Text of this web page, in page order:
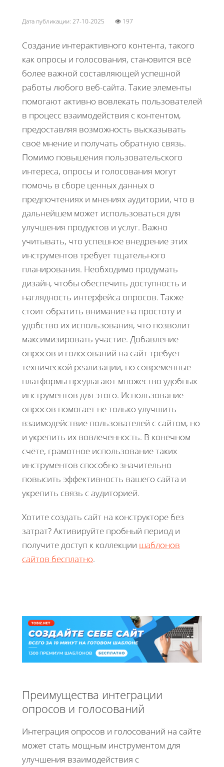
Дата публикации: 27-10-2025 197
Создание интерактивного контента, такого
как опросы и голосования, становится всё
более важной составляющей успешной
работы любого веб-сайта. Такие элементы
помогают активно вовлекать пользователей
в процесс взаимодействия с контентом,
предоставляя возможность высказывать
своё мнение и получать обратную связь.
Помимо повышения пользовательского
интереса, опросы и голосования могут
помочь в сборе ценных данных о
предпочтениях и мнениях аудитории, что в
дальнейшем может использоваться для
улучшения продуктов и услуг. Важно
учитывать, что успешное внедрение этих
инструментов требует тщательного
планирования. Необходимо продумать
дизайн, чтобы обеспечить доступность и
наглядность интерфейса опросов. Также
стоит обратить внимание на простоту и
удобство их использования, что позволит
максимизировать участие. Добавление
опросов и голосований на сайт требует
технической реализации, но современные
платформы предлагают множество удобных
инструментов для этого. Использование
опросов помогает не только улучшить
взаимодействие пользователей с сайтом, но
и укрепить их вовлеченность. В конечном
счёте, грамотное использование таких
инструментов способно значительно
повысить эффективность вашего сайта и
укрепить связь с аудиторией.
Хотите создать сайт на конструкторе без
затрат? Активируйте пробный период и
получите доступ к коллекции шаблонов
сайтов бесплатно.
Преимущества интеграции
опросов и голосований
Интеграция опросов и голосований на сайте
может стать мощным инструментом для
улучшения взаимодействия с